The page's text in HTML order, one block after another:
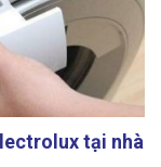
tại nhà